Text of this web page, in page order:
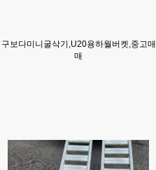
구보다미니굴삭기,U20용하월버켓,중고매
매